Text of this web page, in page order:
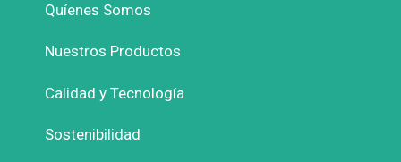
Quíenes Somos
Nuestros Productos
Calidad y Tecnología
Sostenibilidad